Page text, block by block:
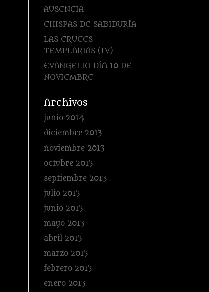
AUSENCIA
CHISPAS DE SABIDURÍA
LAS CRUCES
TEMPLARIAS (IV)
EVANGELIO DÍA 10 DE
NOVIEMBRE
Archivos
junio 2014
diciembre 2013
noviembre 2013
octubre 2013
septiembre 2013
julio 2013
junio 2013
mayo 2013
abril 2013
marzo 2013
febrero 2013
enero 2013